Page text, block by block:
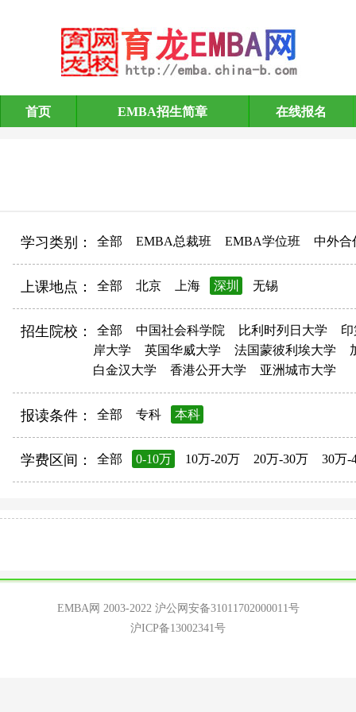
EMBA招生简章
首页 EMBA招生简章 在线报名
学习类别： 全部 EMBA总裁班 EMBA学位班 中外合
上课地点： 全部 北京 上海 深圳 无锡
招生院校： 全部 中国社会科学院 比利时列日大学
岸大学
英国华威大学 法国蒙彼利埃大学
白金汉大学
香港公开大学 亚洲城市大学
报读条件： 全部 专科 本科
学费区间： 全部 0-10万 10万-20万 20万-30万 30万-
EMBA网 2003-2022 沪公网安备31011702000011号
沪ICP备13002341号